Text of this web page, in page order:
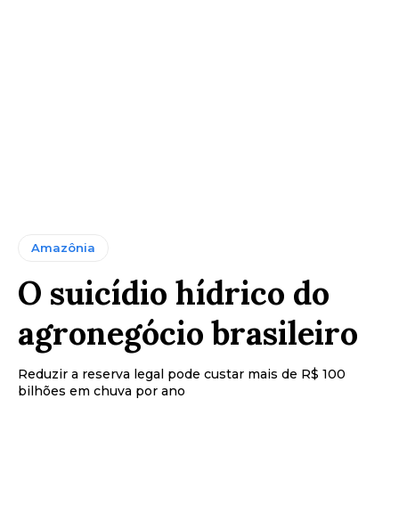
Amazônia
O suicídio hídrico do
agronegócio brasileiro
Reduzir a reserva legal pode custar mais de R$ 100
bilhões em chuva por ano